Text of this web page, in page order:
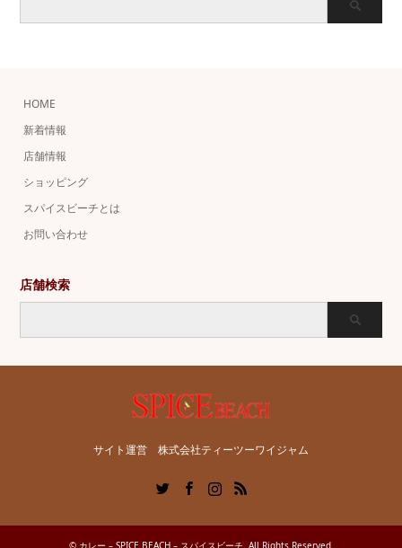
HOME
新着情報
店舗情報
ショッピング
スパイスビーチとは
お問い合わせ
店舗検索
サイト運営 株式会社ティーツーワイジャム
RSS
© カレー – SPICE BEACH – スパイスビーチ. All Rights Reserved.